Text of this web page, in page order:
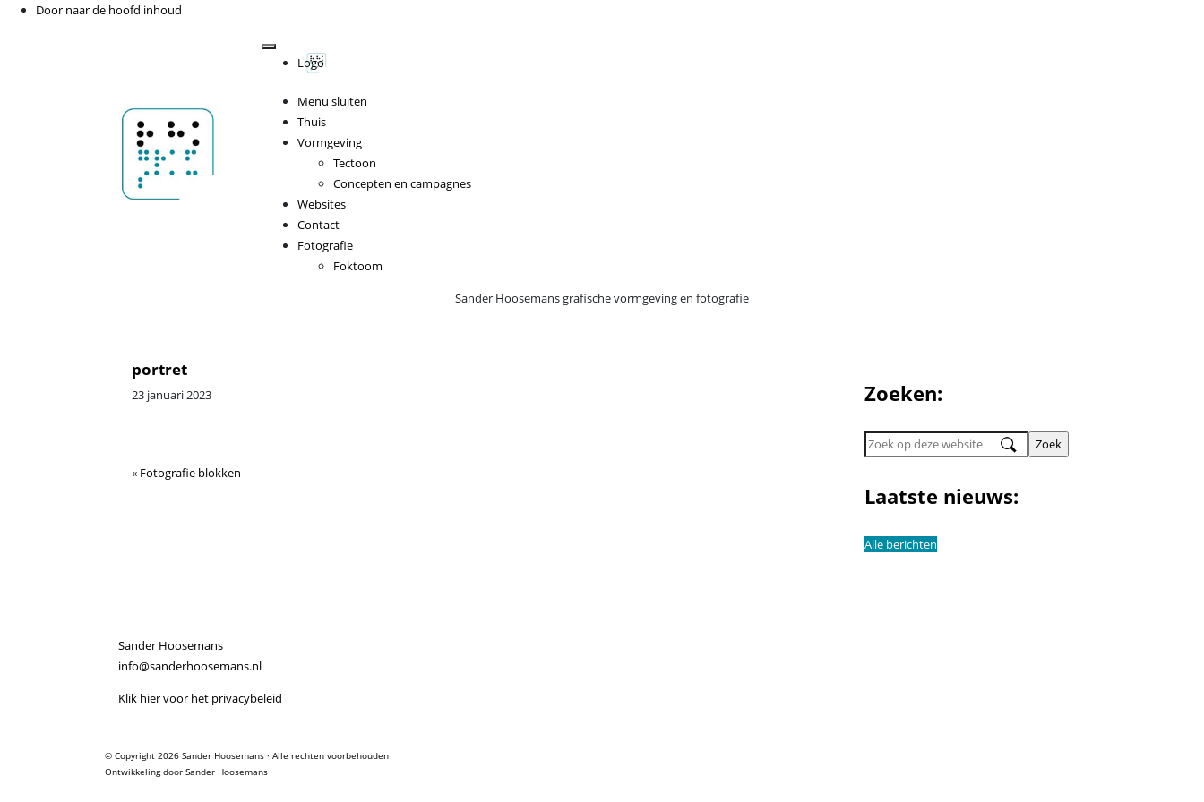
Door naar de hoofd inhoud
Sander Hoosemans
Header
RechtsLogo
Menu sluiten
Thuis
Vormgeving
Tectoon
Concepten en campagnes
Websites
Contact
Fotografie
Foktoom
Sander Hoosemans grafische vormgeving en fotografie
portret
23 januari 2023
« Fotografie blokken
Zoeken:
Zoek
op
website
Laatste nieuws:
Alle berichten
Sander Hoosemans
info@sanderhoosemans.nl
Klik hier voor het privacybeleid
© Copyright 2026 Sander Hoosemans · Alle rechten voorbehouden
Ontwikkeling door Sander Hoosemans